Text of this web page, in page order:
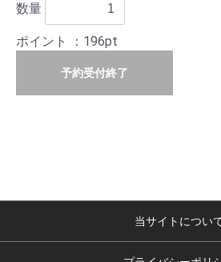
数量
ポイント ：196pt
予約受付終了
当サイトについ